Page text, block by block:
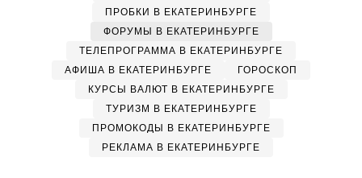
ПРОБКИ В ЕКАТЕРИНБУРГЕ
ФОРУМЫ В ЕКАТЕРИНБУРГЕ
ТЕЛЕПРОГРАММА В ЕКАТЕРИНБУРГЕ
АФИША В ЕКАТЕРИНБУРГЕ
ГОРОСКОП
КУРСЫ ВАЛЮТ В ЕКАТЕРИНБУРГЕ
ТУРИЗМ В ЕКАТЕРИНБУРГЕ
ПРОМОКОДЫ В ЕКАТЕРИНБУРГЕ
РЕКЛАМА В ЕКАТЕРИНБУРГЕ